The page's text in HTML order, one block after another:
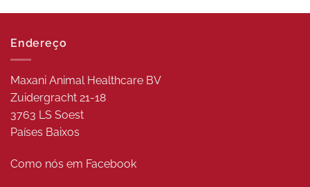
Endereço
Maxani Animal Healthcare BV
Zuidergracht 21-18
3763 LS Soest
Países Baixos
Como nós em Facebook